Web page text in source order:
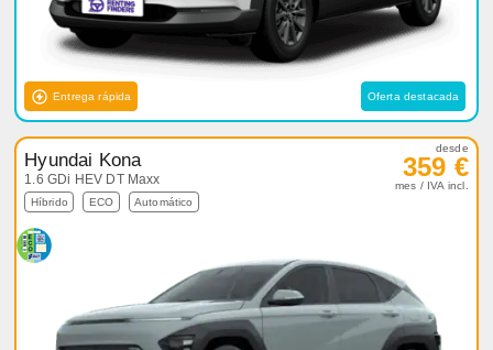
Entrega rápida Oferta destacada
Hyundai Kona
1.6 GDi HEV DT Maxx
Híbrido ECO Automático
desde
359 €
mes / IVA incl.